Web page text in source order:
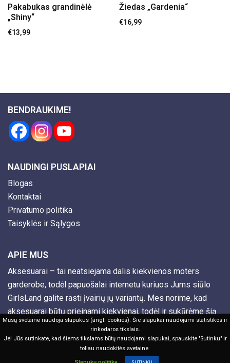
Pakabukas grandinėlė
„Shiny“
€13,99
Žiedas „Gardenia“
€16,99
BENDRAUKIME!
NAUDINGI PUSLAPIAI
Blogas
Kontaktai
Privatumo politika
Taisyklės ir Sąlygos
APIE MUS
Aksesuarai – tai neatsiejama dalis kiekvienos moters
garderobe, todėl papuošalai internetu kuriuos Jums siūlo
GirlsLand galite rasti įvairių jų variantų. Mes norime, kad
aksesuarai būtų prieinami kiekvienai, todėl ir sukūrėme šią
internetinę parduotuvę.
© GirlsLand | Visos teisės saugomos
Mūsų svetainė naudoja slapukus (angl. cookies). Šie slapukai naudojami statistikos ir
rinkodaros tikslais.
Jei Jūs sutinkate, kad šiems tikslams būtų naudojami slapukai, spauskite "Sutinku" ir
toliau naudokitės svetaine.